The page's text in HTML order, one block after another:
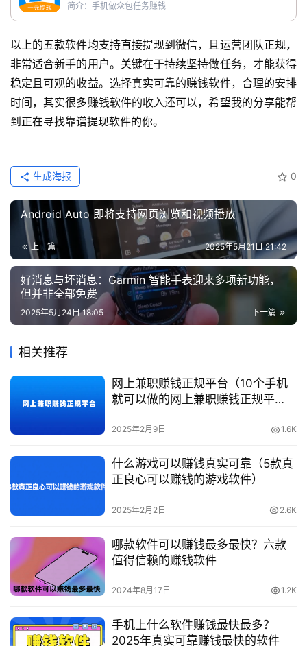
简介：手机做众包任务赚钱
以上的五款软件均支持直接提现到微信，且运营团队正规，
非常适合新手的用户。关键在于持续坚持做任务，才能获得
稳定且可观的收益。选择真实可靠的赚钱软件，合理的安排
时间，其实很多赚钱软件的收入还可以，希望我的分享能帮
到正在寻找靠谱提现软件的你。
0
生成海报
Android Auto 即将支持网页浏览和视频播放
上一篇 2025年5月21日 21:42
好消息与坏消息：Garmin 智能手表迎来多项新功能，
但并非全部免费
下一篇
2025年5月24日 18:05
相关推荐
网上兼职赚钱正规平台（10个手机
就可以做的网上兼职赚钱正规平
2025年2月9日 1.6K
什么游戏可以赚钱真实可靠（5款真
正良心可以赚钱的游戏软件）
2025年2月2日 2.6K
哪款软件可以赚钱最多最快？六款
值得信赖的赚钱软件
2024年8月17日 1.2K
手机上什么软件赚钱最快最多？
2025年真实可靠赚钱最快的软件